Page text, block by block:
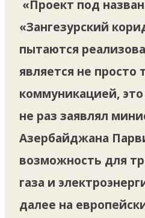
«Проект под
«Зангезурский
пытаются
является не просто
коммуникацией,
не раз заявлял
Азербайджана
возможность для
газа и
далее на